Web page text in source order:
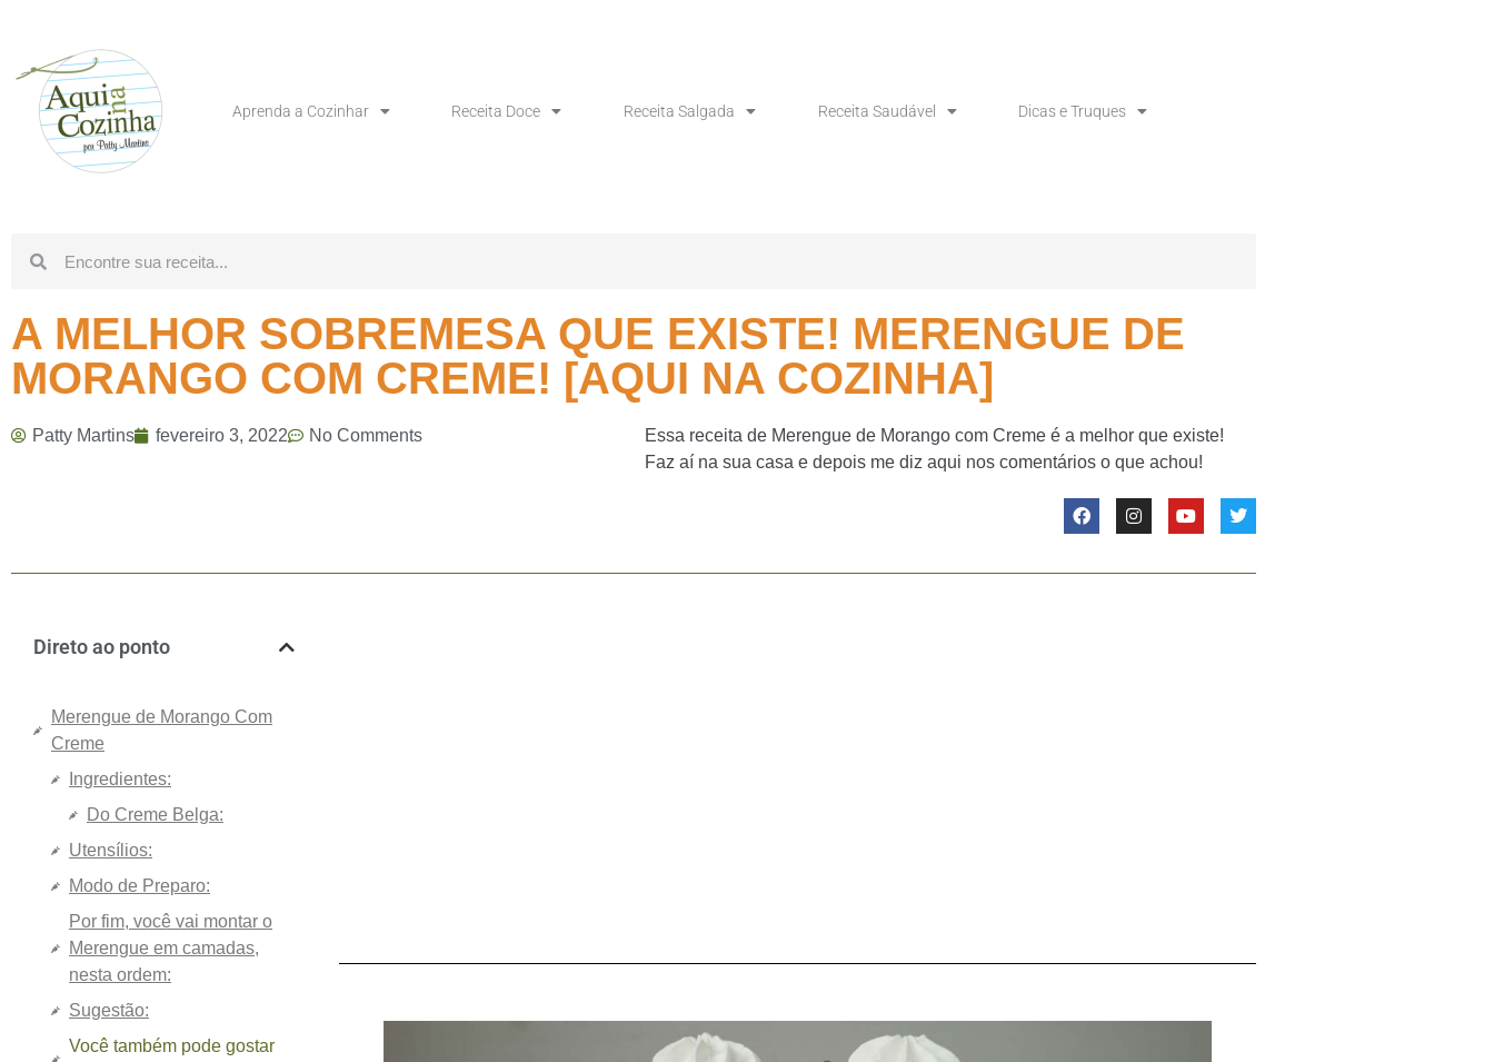
Aprenda a Cozinhar Receita Doce Receita Salgada Receita Saudável Dicas e Truques
A MELHOR SOBREMESA QUE EXISTE! MERENGUE DE
MORANGO COM CREME! [AQUI NA COZINHA]
Patty Martins fevereiro 3, 2022 No Comments
Essa receita de Merengue de Morango com Creme é a melhor que existe!
Faz aí na sua casa e depois me diz aqui nos comentários o que achou!
Direto ao ponto
Merengue de Morango Com
Creme
Ingredientes:
Do Creme Belga:
Utensílios:
Modo de Preparo:
Por fim, você vai montar o
Merengue em camadas,
nesta ordem:
Sugestão:
Você também pode gostar